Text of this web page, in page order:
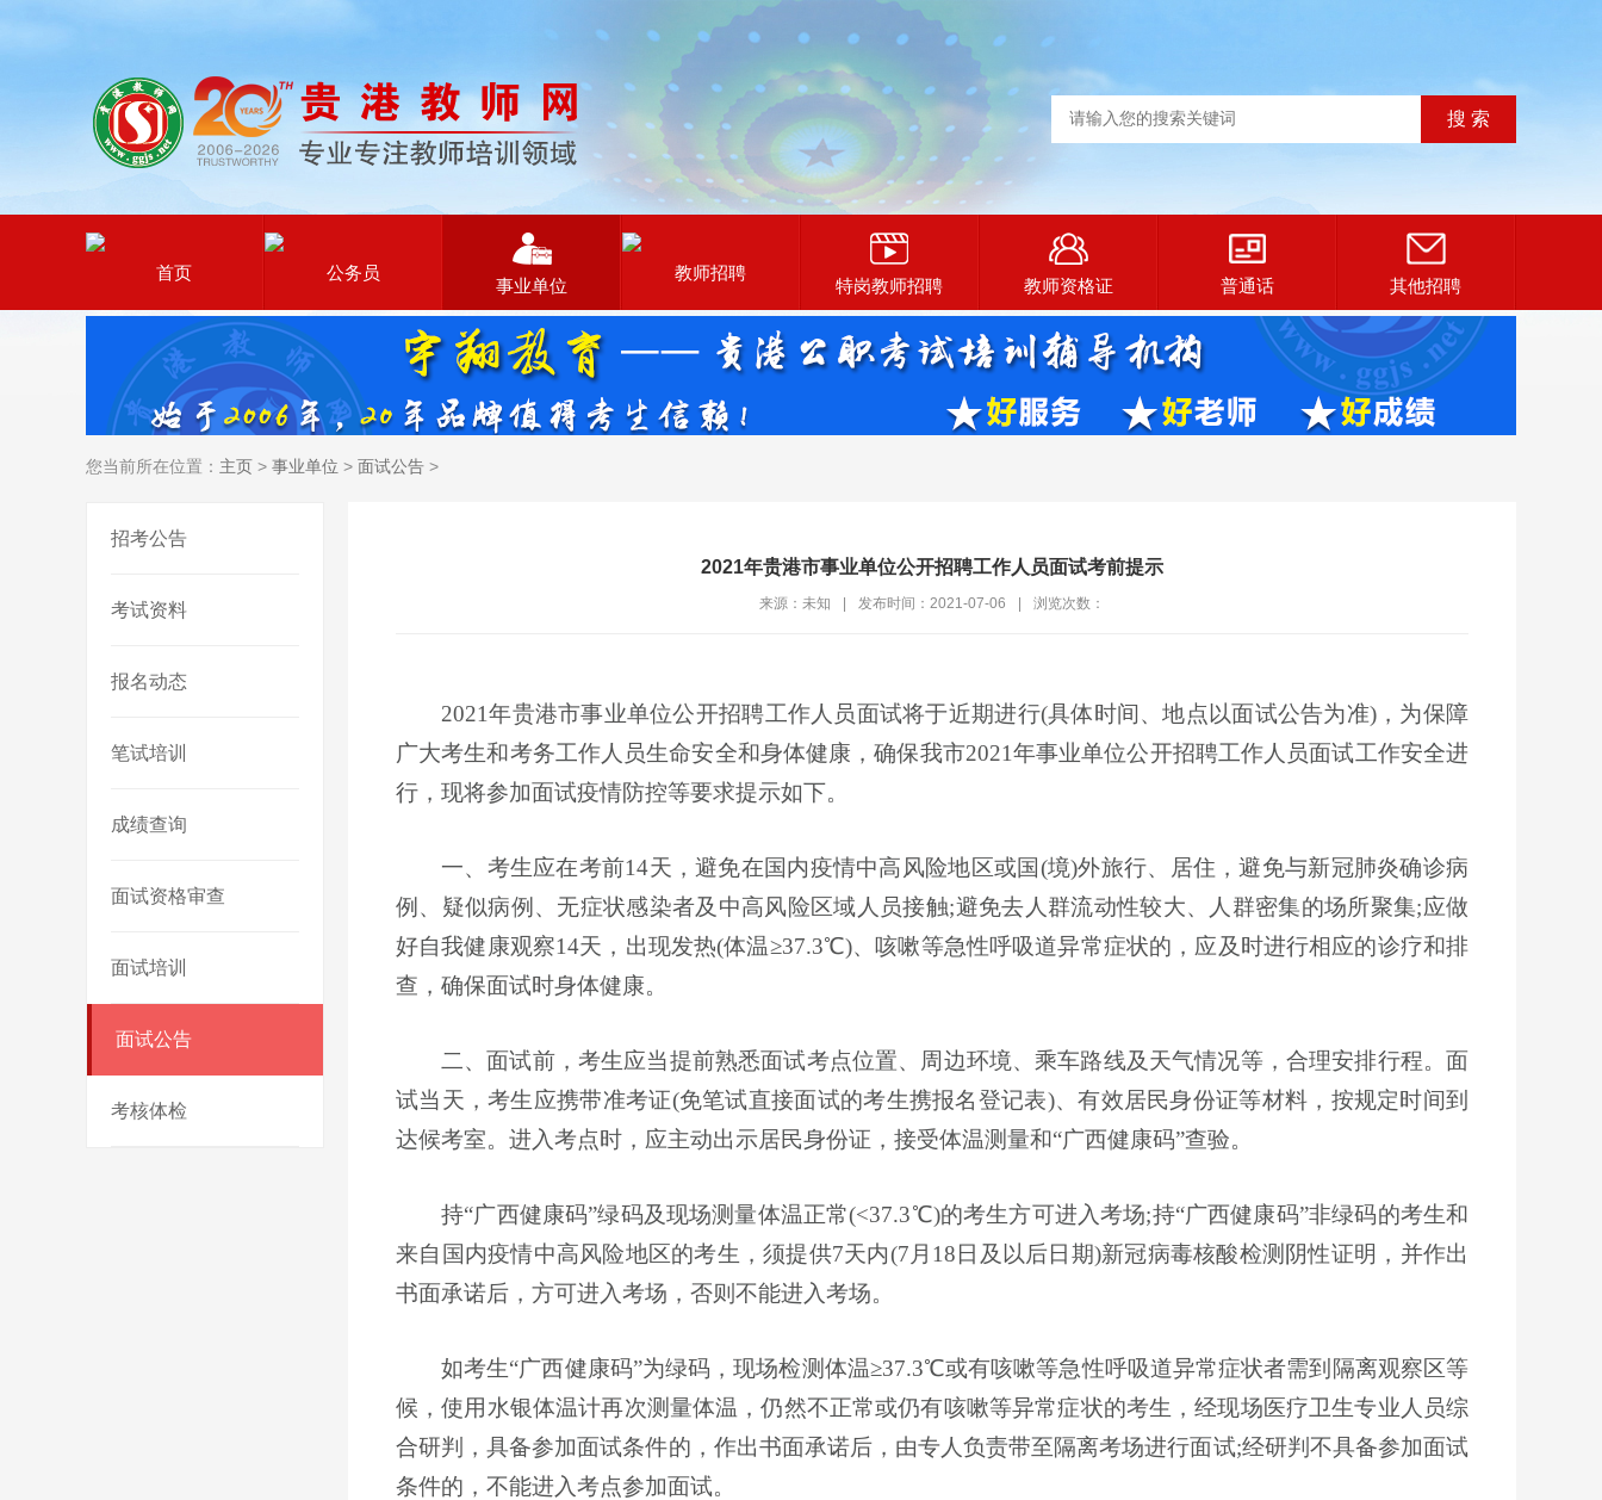
首页 公务员
事业单位
教师招聘
特岗教师招聘 教师资格证 普通话 其他招聘
您当前所在位置： 主页 > 事业单位 > 面试公告 >
招考公告
考试资料
报名动态
笔试培训
成绩查询
面试资格审查
面试培训
面试公告
考核体检
2021年贵港市事业单位公开招聘工作人员面试考前提示
来源：未知 发布时间：2021-07-06 浏览次数：
2021年贵港市事业单位公开招聘工作人员面试将于近期进行(具体时间、地点以面试公告为准)，为保障
广大考生和考务工作人员生命安全和身体健康，确保我市2021年事业单位公开招聘工作人员面试工作安全进
行，现将参加面试疫情防控等要求提示如下。
一、考生应在考前14天 ，避免在国内疫情中高风险地区或国(境)外旅行、居住，避免与新冠肺炎确诊病
例、疑似病例、无症状感染者及中高风险区域人员接触;避免去人群流动性较大、人群密集的场所聚集;应做
好自我健康观察14天，出现发热(体温≥37.3℃)、咳嗽等急性呼吸道异常症状的，应及时进行相应的诊疗和排
查，确保面试时身体健康。
二、面试前，考生应当提前熟悉面试考点位置、周边环境、乘车路线及天气情况等，合理安排行程。面
试当天，考生应携带准考证(免笔试直接面试的考生携报名登记表)、有效居民身份证等材料，按规定时间到
达候考室。进入考点时，应主动出示居民身份证，接受体温测量和“广西健康码”查验。
持“广西健康码”绿码及现场测量体温正常(<37.3℃)的考生方可进入考场;持“广西健康码”非绿码的考生和
来自国内疫情中高风险地区的考生，须提供7天内(7 月 18 日及以后日期)新冠病毒核酸检测阴性证明，并作出
书面承诺后，方可进入考场，否则不能进入考场。
如考生“广西健康码”为绿码，现场检测体温≥37.3℃或有咳嗽等急性呼吸道异常症状者需到隔离观察区等
候，使用水银体温计再次测量体温，仍然不正常或仍有咳嗽等异常症状的考生，经现场医疗卫生专业人员综
合研判，具备参加面试条件的，作出书面承诺后，由专人负责带至隔离考场进行面试;经研判不具备参加面试
条件的，不能进入考点参加面试。